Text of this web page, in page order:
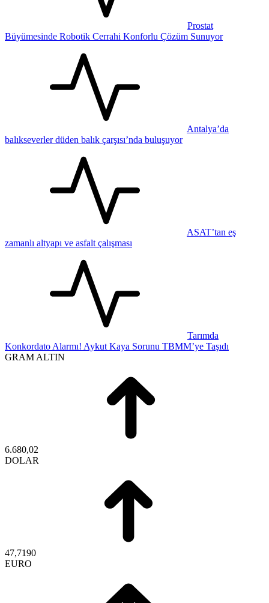
Prostat
Büyümesinde Robotik Cerrahi Konforlu Çözüm Sunuyor
Antalya’da
balıkseverler düden balık çarşısı’nda buluşuyor
ASAT’tan eş
zamanlı altyapı ve asfalt çalışması
Tarımda
Konkordato Alarmı! Aykut Kaya Sorunu TBMM’ye Taşıdı
GRAM ALTIN
6.680,02
DOLAR
47,7190
EURO